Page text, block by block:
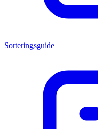
Sorteringsguide